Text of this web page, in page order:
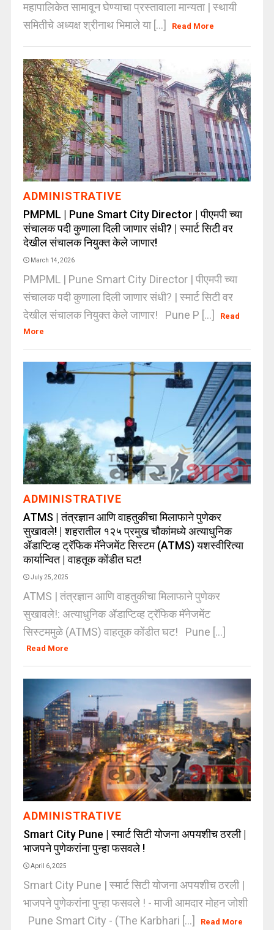
महापालिकेत सामावून घेण्याचा प्रस्तावाला मान्यता | स्थायी
समितीचे अध्यक्ष श्रीनाथ भिमाले या [...]
Read More
ADMINISTRATIVE
PMPML | Pune Smart City Director | पीएमपी च्या
संचालक पदी कुणाला दिली जाणार संधी? | स्मार्ट सिटी वर
देखील संचालक नियुक्त केले जाणार!
March 14, 2026
PMPML | Pune Smart City Director | पीएमपी च्या
संचालक पदी कुणाला दिली जाणार संधी? | स्मार्ट सिटी वर
देखील संचालक नियुक्त केले जाणार! Pune P [...]
Read
More
ADMINISTRATIVE
ATMS | तंत्रज्ञान आणि वाहतुकीचा मिलाफाने पुणेकर
सुखावले! | शहरातील १२५ प्रमुख चौकांमध्ये अत्याधुनिक
ॲडाप्टिव्ह ट्रॅफिक मॅनेजमेंट सिस्टम (ATMS) यशस्वीरित्या
कार्यान्वित | वाहतूक कोंडीत घट!
July 25, 2025
ATMS | तंत्रज्ञान आणि वाहतुकीचा मिलाफाने पुणेकर
सुखावले!: अत्याधुनिक ॲडाप्टिव्ह ट्रॅफिक मॅनेजमेंट
सिस्टममुळे (ATMS) वाहतूक कोंडीत घट! Pune [...]
Read More
ADMINISTRATIVE
Smart City Pune | स्मार्ट सिटी योजना अपयशीच ठरली |
भाजपने पुणेकरांना पुन्हा फसवले !
April 6, 2025
Smart City Pune | स्मार्ट सिटी योजना अपयशीच ठरली |
भाजपने पुणेकरांना पुन्हा फसवले ! - माजी आमदार मोहन जोशी
Pune Smart City - (The Karbhari [...]
Read More